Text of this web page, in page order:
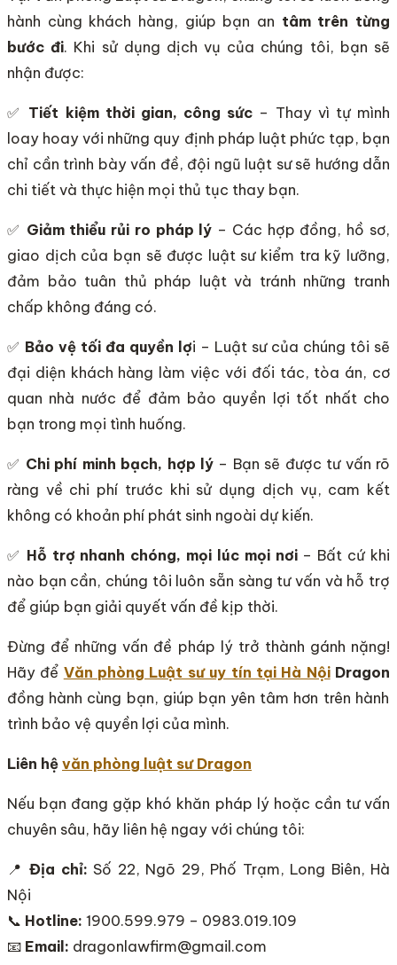
hành cùng khách hàng, giúp bạn an tâm trên từng
bước đi. Khi sử dụng dịch vụ của chúng tôi, bạn sẽ
nhận được:
✅ Tiết kiệm thời gian, công sức – Thay vì tự mình
loay hoay với những quy định pháp luật phức tạp, bạn
chỉ cần trình bày vấn đề, đội ngũ luật sư sẽ hướng dẫn
chi tiết và thực hiện mọi thủ tục thay bạn.
✅ Giảm thiểu rủi ro pháp lý – Các hợp đồng, hồ sơ,
giao dịch của bạn sẽ được luật sư kiểm tra kỹ lưỡng,
đảm bảo tuân thủ pháp luật và tránh những tranh
chấp không đáng có.
✅ Bảo vệ tối đa quyền lợi – Luật sư của chúng tôi sẽ
đại diện khách hàng làm việc với đối tác, tòa án, cơ
quan nhà nước để đảm bảo quyền lợi tốt nhất cho
bạn trong mọi tình huống.
✅ Chi phí minh bạch, hợp lý – Bạn sẽ được tư vấn rõ
ràng về chi phí trước khi sử dụng dịch vụ, cam kết
không có khoản phí phát sinh ngoài dự kiến.
✅ Hỗ trợ nhanh chóng, mọi lúc mọi nơi– Bất cứ khi
nào bạn cần, chúng tôi luôn sẵn sàng tư vấn và hỗ trợ
để giúp bạn giải quyết vấn đề kịp thời.
Đừng để những vấn đề pháp lý trở thành gánh nặng!
Hãy để Văn phòng Luật sư uy tín tại Hà Nội Dragon
đồng hành cùng bạn, giúp bạn yên tâm hơn trên hành
trình bảo vệ quyền lợi của mình.
Liên hệ văn phòng luật sư Dragon
Nếu bạn đang gặp khó khăn pháp lý hoặc cần tư vấn
chuyên sâu, hãy liên hệ ngay với chúng tôi:
📍 Địa chỉ: Số 22, Ngõ 29, Phố Trạm, Long Biên, Hà
Nội
📞 Hotline: 1900.599.979 – 0983.019.109
📧 Email: dragonlawfirm@gmail.com